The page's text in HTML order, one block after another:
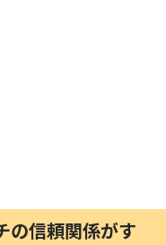
の信頼関係がす